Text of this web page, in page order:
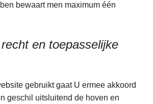
bewaart men maximum één
en toepasselijke
gebruikt gaat U ermee akkoord
geschil uitsluitend de hoven en